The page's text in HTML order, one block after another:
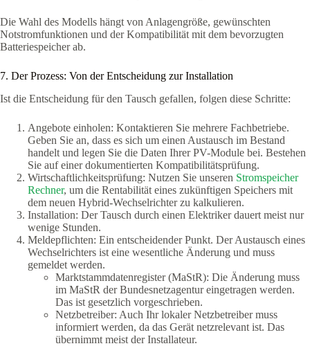
Die Wahl des Modells hängt von Anlagengröße, gewünschten
Notstromfunktionen und der Kompatibilität mit dem bevorzugten
Batteriespeicher ab.
7. Der Prozess: Von der Entscheidung zur Installation
Ist die Entscheidung für den Tausch gefallen, folgen diese Schritte:
Angebote einholen: Kontaktieren Sie mehrere Fachbetriebe.
Geben Sie an, dass es sich um einen Austausch im Bestand
handelt und legen Sie die Daten Ihrer PV-Module bei. Bestehen
Sie auf einer dokumentierten Kompatibilitätsprüfung.
Wirtschaftlichkeitsprüfung: Nutzen Sie unseren Stromspeicher
Rechner, um die Rentabilität eines zukünftigen Speichers mit
dem neuen Hybrid-Wechselrichter zu kalkulieren.
Installation: Der Tausch durch einen Elektriker dauert meist nur
wenige Stunden.
Meldepflichten: Ein entscheidender Punkt. Der Austausch eines
Wechselrichters ist eine wesentliche Änderung und muss
gemeldet werden.
Marktstammdatenregister (MaStR): Die Änderung muss
im MaStR der Bundesnetzagentur eingetragen werden.
Das ist gesetzlich vorgeschrieben.
Netzbetreiber: Auch Ihr lokaler Netzbetreiber muss
informiert werden, da das Gerät netzrelevant ist. Das
übernimmt meist der Installateur.